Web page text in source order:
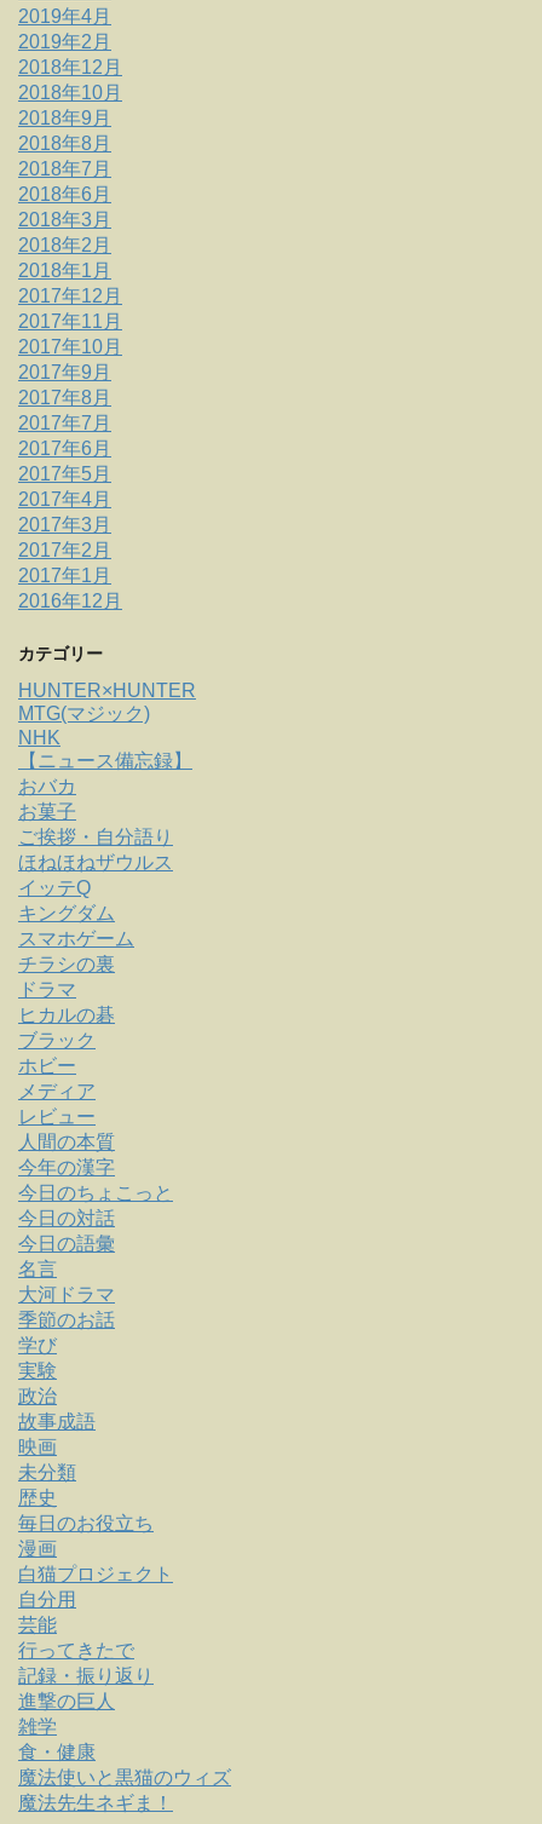
2019年4月
2019年2月
2018年12月
2018年10月
2018年9月
2018年8月
2018年7月
2018年6月
2018年3月
2018年2月
2018年1月
2017年12月
2017年11月
2017年10月
2017年9月
2017年8月
2017年7月
2017年6月
2017年5月
2017年4月
2017年3月
2017年2月
2017年1月
2016年12月
カテゴリー
HUNTER×HUNTER
MTG(マジック)
NHK
【ニュース備忘録】
おバカ
お菓子
ご挨拶・自分語り
ほねほねザウルス
イッテQ
キングダム
スマホゲーム
チラシの裏
ドラマ
ヒカルの碁
ブラック
ホビー
メディア
レビュー
人間の本質
今年の漢字
今日のちょこっと
今日の対話
今日の語彙
名言
大河ドラマ
季節のお話
学び
実験
政治
故事成語
映画
未分類
歴史
毎日のお役立ち
漫画
白猫プロジェクト
自分用
芸能
行ってきたで
記録・振り返り
進撃の巨人
雑学
食・健康
魔法使いと黒猫のウィズ
魔法先生ネギま！